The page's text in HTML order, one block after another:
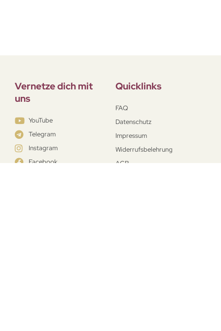
Vernetze dich mit
uns
YouTube
Telegram
Instagram
Facebook
Quicklinks
FAQ
Datenschutz
Impressum
Widerrufsbelehrung
AGB